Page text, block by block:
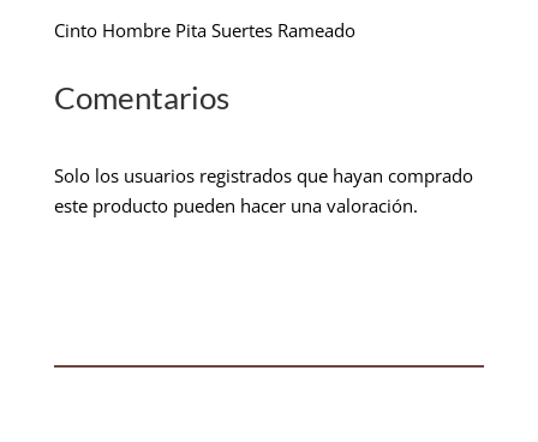
Cinto Hombre Pita Suertes Rameado
Comentarios
Solo los usuarios registrados que hayan comprado
este producto pueden hacer una valoración.